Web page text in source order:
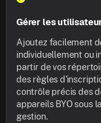
Gérer les
Ajoutez facilement
individuellement ou
partir de vos
des règles
contrôle précis des
appareils BYO sous
gestion.